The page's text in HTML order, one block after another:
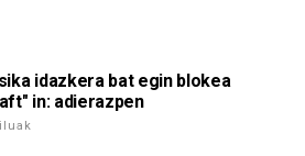
idazkera bat egin blokea
in: adierazpen